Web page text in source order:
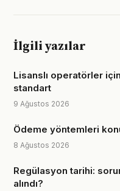
İlgili yazılar
Lisanslı operatörler
standart
9 Ağustos 2026
Ödeme yöntemleri
8 Ağustos 2026
Regülasyon tarihi:
alındı?